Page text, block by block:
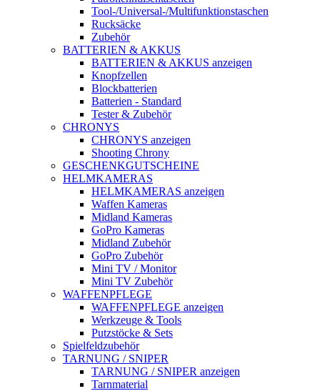
Tool-/Universal-/Multifunktionstaschen
Rucksäcke
Zubehör
BATTERIEN & AKKUS
BATTERIEN & AKKUS anzeigen
Knopfzellen
Blockbatterien
Batterien - Standard
Tester & Zubehör
CHRONYS
CHRONYS anzeigen
Shooting Chrony
GESCHENKGUTSCHEINE
HELMKAMERAS
HELMKAMERAS anzeigen
Waffen Kameras
Midland Kameras
GoPro Kameras
Midland Zubehör
GoPro Zubehör
Mini TV / Monitor
Mini TV Zubehör
WAFFENPFLEGE
WAFFENPFLEGE anzeigen
Werkzeuge & Tools
Putzstöcke & Sets
Spielfeldzubehör
TARNUNG / SNIPER
TARNUNG / SNIPER anzeigen
Tarnmaterial